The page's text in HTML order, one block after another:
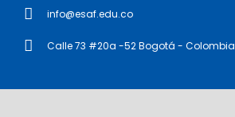
info@esaf.edu.co
Calle 73 #20a -52 Bogotá - Colombia